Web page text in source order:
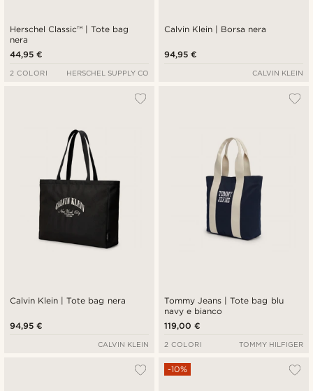
Herschel Classic™ | Tote bag
nera
44,95 €
2 COLORI HERSCHEL SUPPLY CO
Calvin Klein | Borsa nera
94,95 €
CALVIN KLEIN
Calvin Klein | Tote bag nera
94,95 €
CALVIN KLEIN
Tommy Jeans | Tote bag blu
navy e bianco
119,00 €
2 COLORI TOMMY HILFIGER
-10%